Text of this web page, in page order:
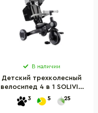
В наличии
Детский трехколесный
велосипед 4 в 1 SOLIVIA
MoMi ROTR00017 grey
3 5 25